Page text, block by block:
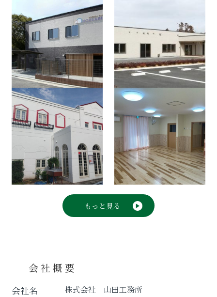
もっと見る
会社概要
会社名 株式会社 山田工務所